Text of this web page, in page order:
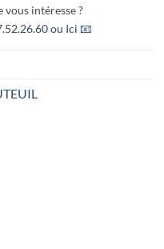
intéresse ?
ou Ici 📧